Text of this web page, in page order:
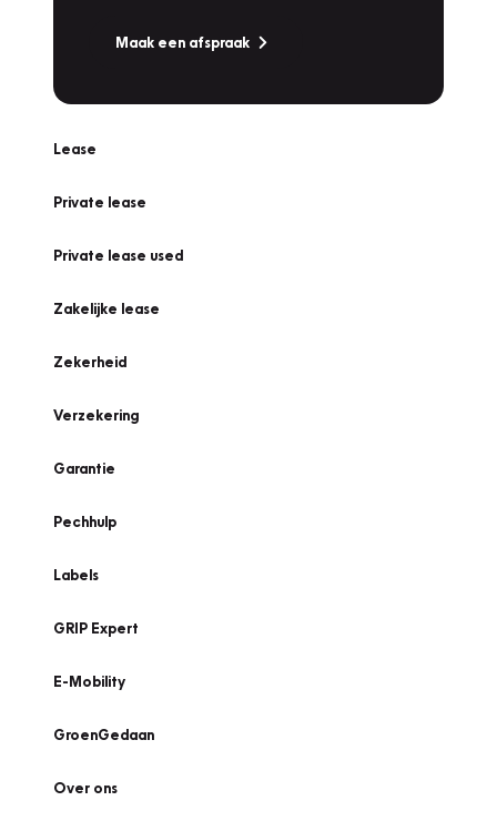
Maak een afspraak
Lease
Private lease
Private lease used
Zakelijke lease
Zekerheid
Verzekering
Garantie
Pechhulp
Labels
GRIP Expert
E-Mobility
GroenGedaan
Over ons